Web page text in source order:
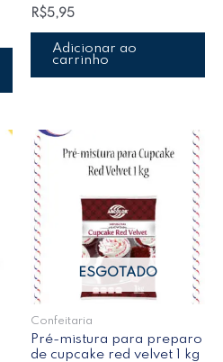
Avaliação
0
de
R$5,95
Adicionar ao
carrinho
ESGOTADO
Confeitaria
Pré-mistura para preparo
de cupcake red velvet 1 kg